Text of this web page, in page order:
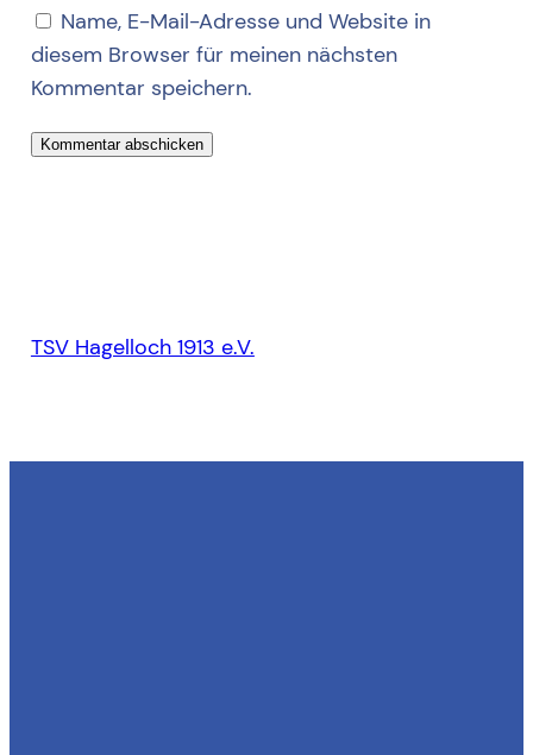
Name, E-Mail-Adresse und Website in
diesem Browser für meinen nächsten
Kommentar speichern.
TSV Hagelloch 1913 e.V.